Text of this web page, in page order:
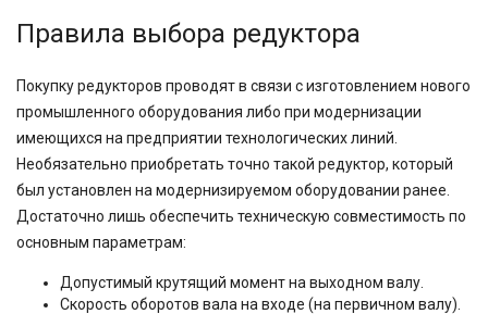
Правила выбора редуктора
Покупку редукторов проводят в связи с изготовлением нового
промышленного оборудования либо при модернизации
имеющихся на предприятии технологических линий.
Необязательно приобретать точно такой редуктор, который
был установлен на модернизируемом оборудовании ранее.
Достаточно лишь обеспечить техническую совместимость по
основным параметрам:
Допустимый крутящий момент на выходном валу.
Скорость оборотов вала на входе (на первичном валу).